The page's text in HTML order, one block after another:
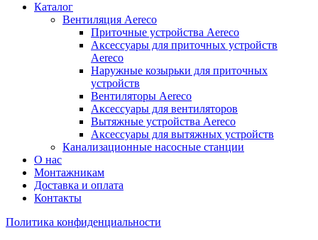
Каталог
Вентиляция Aereco
Приточные устройства Aereco
Аксессуары для приточных устройств
Aereco
Наружные козырьки для приточных
устройств
Вентиляторы Aereco
Аксессуары для вентиляторов
Вытяжные устройства Aereco
Аксессуары для вытяжных устройств
Канализационные насосные станции
О нас
Монтажникам
Доставка и оплата
Контакты
Политика конфиденциальности